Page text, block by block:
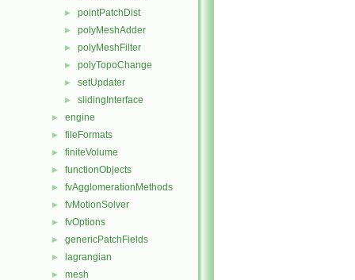
► pointPatchDist
► polyMeshAdder
► polyMeshFilter
► polyTopoChange
► setUpdater
► slidingInterface
► engine
► fileFormats
► finiteVolume
► functionObjects
► fvAgglomerationMethods
► fvMotionSolver
► fvOptions
► genericPatchFields
► lagrangian
► mesh